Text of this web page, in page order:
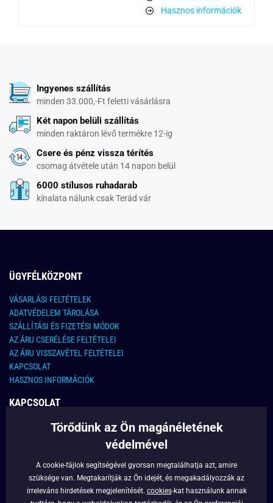
Hasznos információk
Ingyenes szállítás
minden 33.000,-Ft feletti vásárlásra
Két napon belüli szállítás
minden raktáron lévő termékre 12-ig
Csere és pénz vissza térítés
csomag átvétele után 14 napon belül
6000 stílusos ruhadarab
kínalata nálunk csak Terád vár
ÜGYFÉLKÖZPONT
VÁSARLÁSI FELTÉTELEK
ADATVÉDELEM TÁROLÁSA
SZÁLLÍTÁSI ÉS FIZETÉSI MÓDOK
AZ ÁRU CSERÉLÉSE FELTÉTELEI
AZ ÁRU VISSZAVÉTEL FELTÉTELEI
KAPCSOLAT
HASZNOS INFORMÁCIÓK
KAPCSOLAT
E-MAIL CÍM:
FONTOS INFORMÁCIÓK
RÓLUNK
BLOG
Törődünk az Ön magánéletének
védelmével
A cookie-fájlok segítségével gyorsan megtalálhatja azt, amire
szüksége van. Megtakarítják az Ön idejét, és megakadályozzák az
irreleváns hirdetések megjelenítését. cookies-kat használunk annak